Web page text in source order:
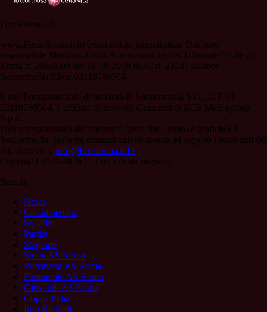
Forzaroma.info
www.ForzaRoma.info è una testata giornalistica. Direttore
responsabile Massimo Limiti Autorizzazione del Tribunale Civile di
Roma n. 299/2009 del 18-09-2009 ROC n. 21241 Editore
Soccermedia P.Iva: 02118780564
Il sito Forzaroma.info di titolarità di Soccermedia S.r.l., C.F./PI
02118780564, è affiliato al network Gazzanet di RCS Mediagroup
S.p.a..
Unico responsabile dei contenuti (testi, foto, video e grafiche) è
Soccermedia; per ogni comunicazione avente ad oggetto i contenuti del
Sito scrivere a info@forzaroma.info
Copyright 2021-2026 © Tutti i diritti riservati.
Sezioni
News
Calciomercato
Squadra
Partite
Stagione
Storia AS Roma
Primavera AS Roma
Femminile AS Roma
Giovanili AS Roma
Coppa Italia
Info Biglietti